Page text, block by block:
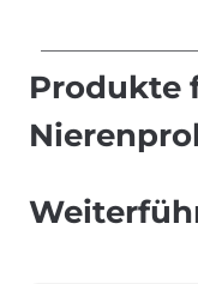
Produkte